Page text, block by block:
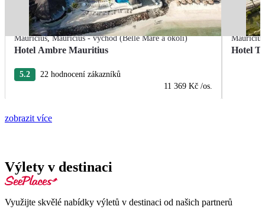
Mauricius,Mauricius - východ (Belle Mare a okolí)
Hotel Ambre Mauritius
5.2
22 hodnocení zákazníků
11 369 Kč /os.
Mauricius
Hotel
zobrazit více
Výlety v destinaci
Využijte skvělé nabídky výletů v destinaci od našich partnerů